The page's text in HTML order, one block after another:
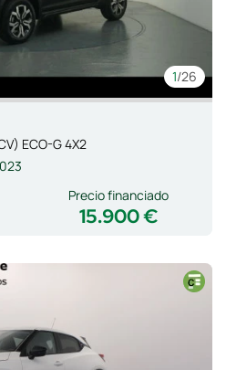
1/26
ECO-G 4X2
15.900 €
Precio financiado